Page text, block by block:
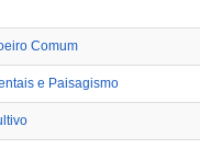
Comum
e Paisagismo